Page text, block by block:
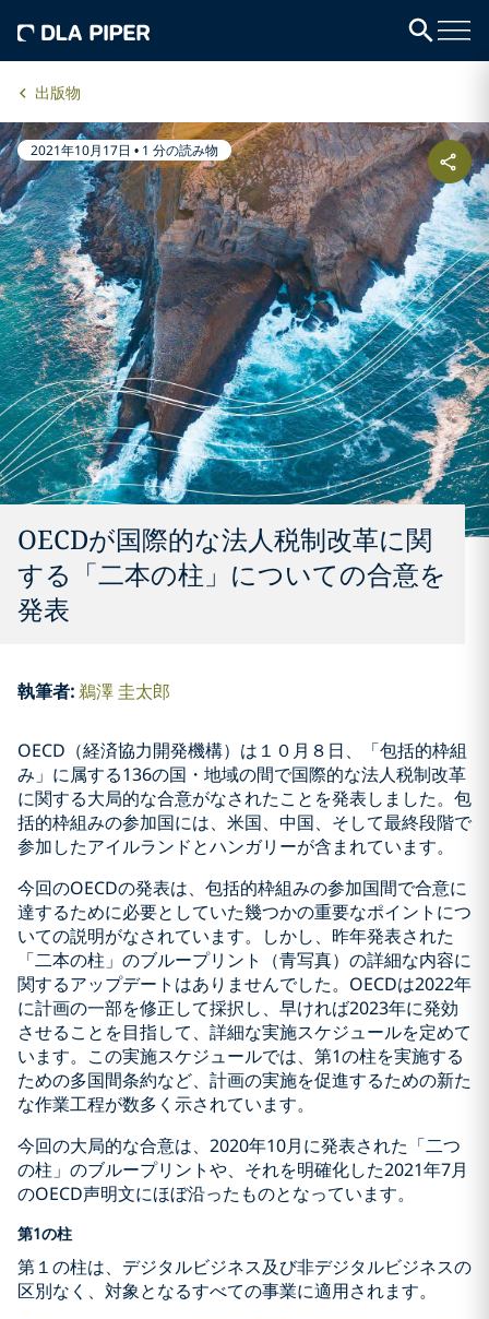
出版物
2021年10月17日 • 1 分の読み物
OECDが国際的な法人税制改革に関
する「二本の柱」についての合意を
発表
執筆者:鵜澤 圭太郎
OECD（経済協力開発機構）は１０月８日、「包括的枠組
み」に属する136の国・地域の間で国際的な法人税制改革
に関する大局的な合意がなされたことを発表しました。包
括的枠組みの参加国には、米国、中国、そして最終段階で
参加したアイルランドとハンガリーが含まれています。
今回のOECDの発表は、包括的枠組みの参加国間で合意に
達するために必要としていた幾つかの重要なポイントにつ
いての説明がなされています。しかし、昨年発表された
「二本の柱」のブループリント（青写真）の詳細な内容に
関するアップデートはありませんでした。OECDは2022年
に計画の一部を修正して採択し、早ければ2023年に発効
させることを目指して、詳細な実施スケジュールを定めて
います。この実施スケジュールでは、第1の柱を実施する
ための多国間条約など、計画の実施を促進するための新た
な作業工程が数多く示されています。
今回の大局的な合意は、2020年10月に発表された「二つ
の柱」のブループリントや、それを明確化した2021年7月
のOECD声明文にほぼ沿ったものとなっています。
第1の柱
第１の柱は、デジタルビジネス及び非デジタルビジネスの
区別なく、対象となるすべての事業に適用されます。